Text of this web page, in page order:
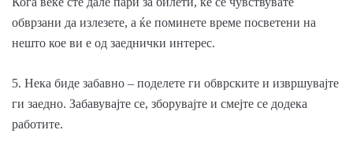
обврзани да излезете, а ќе поминете време посветени на
нешто кое ви е од заеднички интерес.
5. Нека биде забавно – поделете ги обврските и извршувајте
ги заедно. Забавувајте се, зборувајте и смејте се додека
работите.